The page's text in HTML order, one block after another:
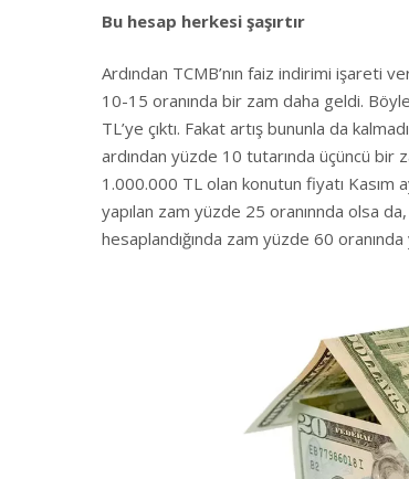
Bu hesap herkesi şaşırtır
Ardından TCMB’nın faiz indirimi işareti
10-15 oranında bir zam daha geldi.
TL’ye çıktı. Fakat artış bununla da
ardından yüzde 10 tutarında üçüncü bir
1.000.000 TL olan konutun fiyatı Kasım
yapılan zam yüzde 25 oranınnda olsa
hesaplandığında zam yüzde 60